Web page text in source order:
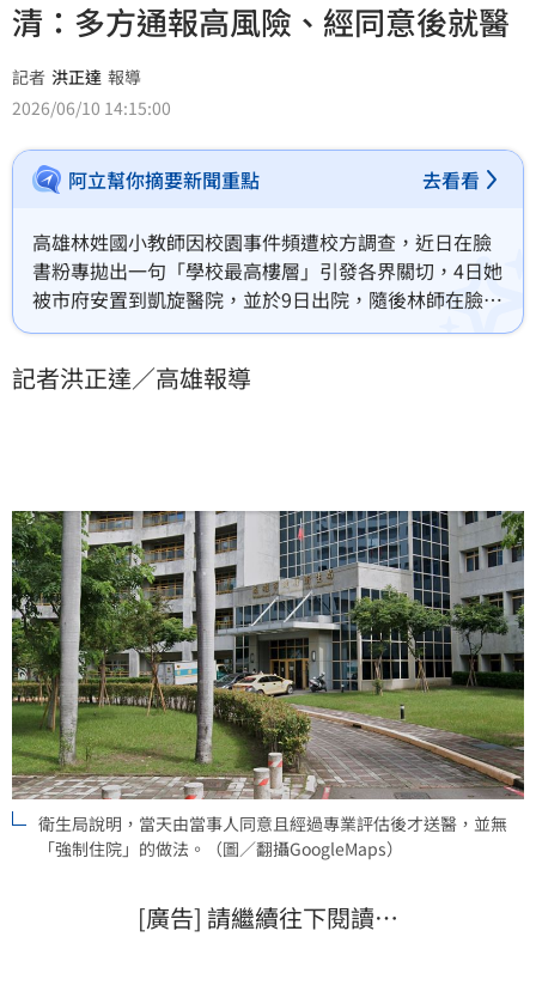
清：多方通報高風險、經同意後就醫
記者 洪正達 報導
2026/06/10 14:15:00
阿立幫你摘要新聞重點 去看看
高雄林姓國小教師因校園事件頻遭校方調查，近日在臉
書粉專拋出一句「學校最高樓層」引發各界關切，4日她
被市府安置到凱旋醫院，並於9日出院，隨後林師在臉書
發文，自述被「束帶固定」上救護車的過程，委屈與無
個案曾有輕生相關，且多次拒絕關懷訪視，強調當天是
記者洪正達／高雄報導
衛生局說明，當天由當事人同意且經過專業評估後才送醫，並無
「強制住院」的做法。（圖／翻攝GoogleMaps）
[廣告] 請繼續往下閱讀…